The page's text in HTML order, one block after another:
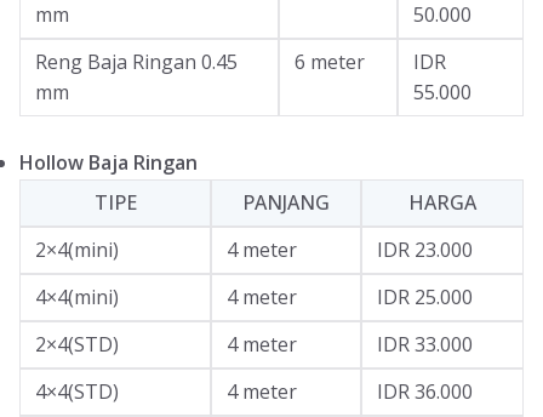
mm
50.000
Reng Baja Ringan 0.45
mm
6 meter
IDR
55.000
Hollow Baja Ringan
TIPE
PANJANG
HARGA
2×4(mini)
4 meter
IDR 23.000
4×4(mini)
4 meter
IDR 25.000
2×4(STD)
4 meter
IDR 33.000
4×4(STD)
4 meter
IDR 36.000